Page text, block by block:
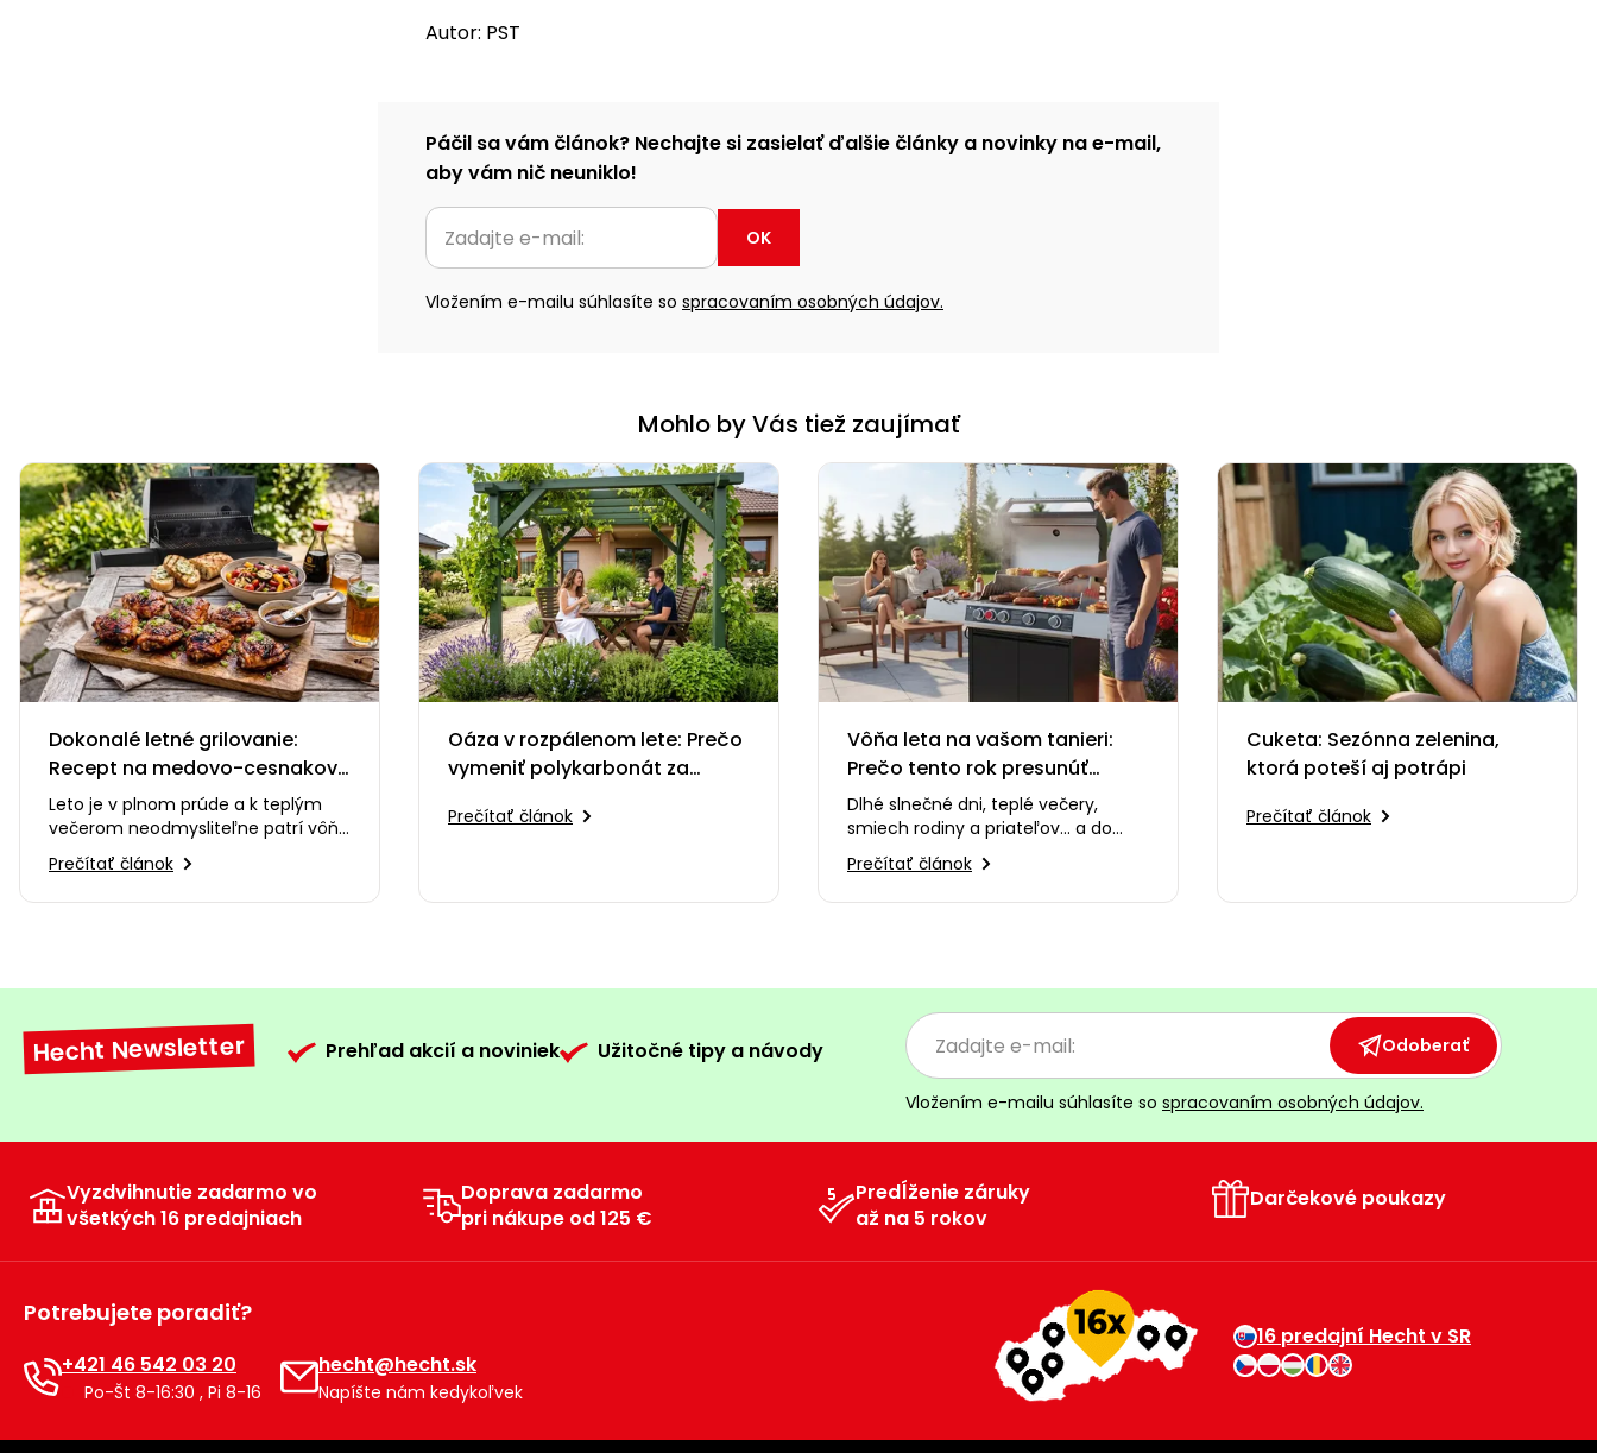
Autor: PST
Páčil sa vám článok? Nechajte si zasielať ďalšie články a novinky na e-mail,
aby vám nič neuniklo!
OK
Vložením e-mailu súhlasíte so spracovaním osobných údajov.
Mohlo by Vás tiež zaujímať
Dokonalé letné grilovanie:
Recept na medovo-cesnakové
kuracie stehná, ktoré si
zamilujete
Leto je v plnom prúde a k teplým
večerom neodmysliteľne patrí vôňa
dreveného uhlia, praskanie ohňa a
smiech s priateľmi…
Prečítať článok
Oáza v rozpálenom lete: Prečo
vymeniť polykarbonát za
Prečítať článok
Vôňa leta na vašom tanieri:
Prečo tento rok presunúť
varenie na záhradu?
Dlhé slnečné dni, teplé večery,
smiech rodiny a priateľov... a do
toho tá nezameniteľná vôňa, ktorá
sa šíri po celej…
Prečítať článok
Cuketa: Sezónna zelenina,
ktorá poteší aj potrápi
Prečítať článok
Hecht Newsletter Prehľad akcií a noviniek Užitočné tipy a návody Odoberať
Vložením e-mailu súhlasíte so spracovaním osobných údajov.
Vyzdvihnutie zadarmo vo
všetkých 16 predajniach
Doprava zadarmo
pri nákupe od 125 €
Predĺženie záruky
až na 5 rokov
Darčekové poukazy
Potrebujete poradiť?
+421 46 542 03 20
Po-Št 8-16:30 , Pi 8-16
hecht@hecht.sk
Napíšte nám kedykoľvek
16 predajní Hecht v SR